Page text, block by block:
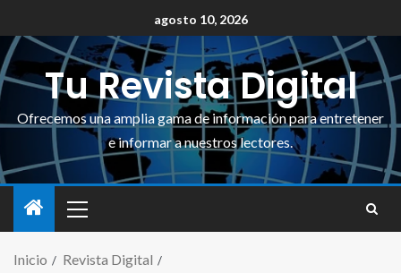
agosto 10, 2026
Tu Revista Digital
Ofrecemos una amplia gama de información para entretener
e informar a nuestros lectores.
Inicio
Revista Digital